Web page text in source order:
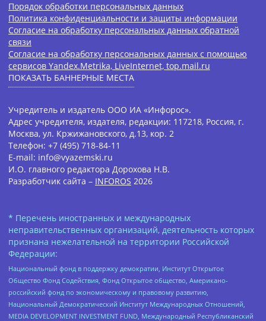
Порядок обработки персональных данных
Политика конфиденциальности и защиты информации
Согласие на обработку персональных данных обратной
связи
Согласие на обработку персональных данных с помощью
сервисов Yandex.Metrika, LiveInternet, top.mail.ru
ПОКАЗАТЬ БАННЕРНЫЕ МЕСТА
Учредитель и издатель ООО ИА «Инфорос».
Адрес учредителя, издателя, редакции: 117218, Россия, г.
Москва, ул. Кржижановского, д.13, кор. 2
Телефон: +7 (495) 718-84-11
E-mail: info@vyazemski.ru
И.О. главного редактора Дорохова Н.В.
Разработчик сайта – INFOROS 2026
* Перечень иностранных и международных
неправительственных организаций, деятельность которых
признана нежелательной на территории Российской
Федерации:
Национальный фонд в поддержку демократии, Институт Открытое
Общество Фонд Содействия, Фонд Открытое общество, Американо-
российский фонд по экономическому и правовому развитию,
Национальный Демократический Институт Международных Отношений,
MEDIA DEVELOPMENT INVESTMENT FUND, Международный Республиканский